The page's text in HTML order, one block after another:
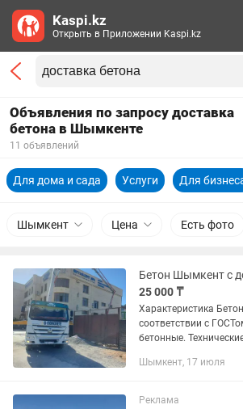
Объявления по запросу доставка
бетона в Шымкенте
11 объявлений
Для дома и сада Услуги Для
Шымкент Цена Есть фото
Бетон Шымкент с
25 000 ₸
Характеристика
соответствии с
бетонные.
характеристики: класс прочности В7,5,
Шымкент, 17 июля
Реклама
Kaspi.kz
Открыть в Приложении Kaspi.kz